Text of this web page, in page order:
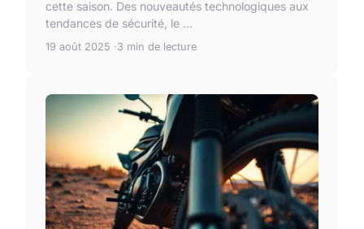
cette saison. Des nouveautés technologiques aux
tendances de sécurité, le ...
19 août 2025 3 min de lecture